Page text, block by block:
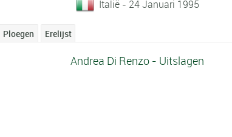
Italië - 24 Januari 1995
Ploegen Erelijst
Andrea Di Renzo - Uitslagen